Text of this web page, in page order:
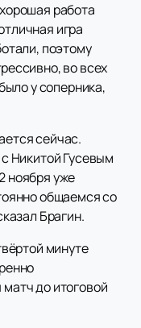
работа
игра
поэтому
во всех
у соперника,
сейчас.
Никитой Гусевым
ноября уже
общаемся со
Брагин.
минуте
до итоговой